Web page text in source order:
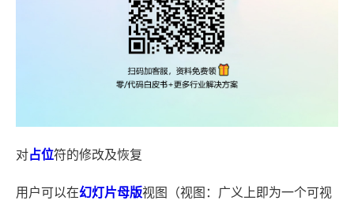
对占位符的修改及恢复
用户可以在幻灯片母版视图（视图：广义上即为一个可视